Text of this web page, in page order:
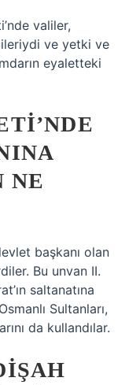
valiler,
ve yetki ve
eyaletteki
NE
başkanı olan
Bu unvan II.
saltanatına
Sultanları,
da kullandılar.